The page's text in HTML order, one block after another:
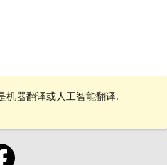
机器翻译或人工智能翻译.